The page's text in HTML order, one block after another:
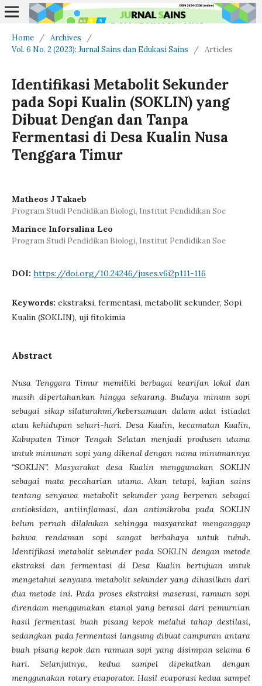
Home / Archives
/
Vol. 6 No. 2 (2023): Jurnal Sains dan Edukasi Sains
/ Articles
Identifikasi Metabolit Sekunder
pada Sopi Kualin (SOKLIN) yang
Dibuat Dengan dan Tanpa
Fermentasi di Desa Kualin Nusa
Tenggara Timur
Matheos J Takaeb
Program Studi Pendidikan Biologi, Institut Pendidikan Soe
Marince Inforsalina Leo
Program Studi Pendidikan Biologi, Institut Pendidikan Soe
DOI: https://doi.org/10.24246/juses.v6i2p111-116
Keywords: ekstraksi, fermentasi, metabolit sekunder, Sopi
Kualin (SOKLIN), uji fitokimia
Abstract
Nusa Tenggara Timur memiliki berbagai kearifan lokal dan
masih dipertahankan hingga sekarang. Budaya minumsopi
sebagai sikap silaturahmi/kebersamaan dalam adat istiadat
atau kehidupan sehari-hari. Desa Kualin, kecamatan Kualin,
Kabupaten Timor Tengah Selatan menjadi produsen utama
untuk minuman sopi yang dikenal dengan nama minumannya
“SOKLIN”. Masyarakat desa Kualin menggunakan SOKLIN
sebagai mata pecaharian utama. Akan tetapi, kajiansains
tentang senyawa metabolit sekunder yang berperan sebagai
antioksidan, antiinflamasi,dan antimikroba pada SOKLIN
belum pernah dilakukan sehingga masyarakat menganggap
bahwa rendamansopisangat berbahaya untuk tubuh.
Identifikasi metabolit sekunder pada SOKLIN dengan metode
ekstraksi dan fermentasi di Desa Kualin bertujuan untuk
mengetahui senyawa metabolit sekunder yang dihasilkan dari
dua metode ini. Pada proses ekstraksi maserasi, ramuansopi
direndam menggunakan etanol yang berasal dari pemurnian
hasil fermentasi buah pisang kepok melalui tahap destilasi,
sedangkan pada fermentasi langsung dibuat campuran antara
buah pisang kepok dan ramuansopiyang disimpan selama 6
hari. Selanjutnya, kedua sampel dipekatkan dengan
menggunakan rotary evaporator. Hasil evaporasi kedua sampel